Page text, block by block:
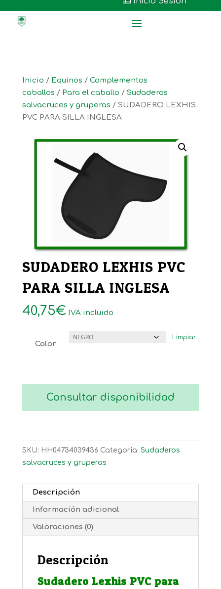
Inicio / Equinos / Complementos
caballos / Para el caballo / Sudaderos
salvacruces y gruperas / SUDADERO LEXHIS
PVC PARA SILLA INGLESA
SUDADERO LEXHIS PVC
PARA SILLA INGLESA
40,75€ IVA incluido
Color
Limpiar
Consultar disponibilidad
SKU: HH04734039436 Categoría: Sudaderos
salvacruces y gruperas
Descripción
Información adicional
Valoraciones (0)
Descripción
Sudadero Lexhis PVC para